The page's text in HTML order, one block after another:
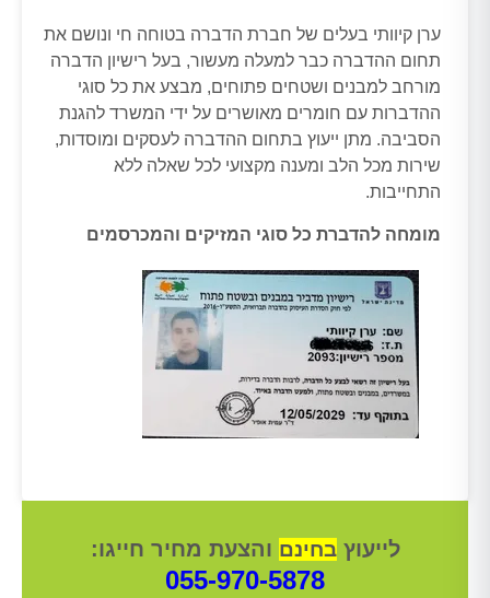
ערן קיוותי בעלים של חברת הדברה בטוחה חי ונושם את
תחום ההדברה כבר למעלה מעשור, בעל רישיון הדברה
מורחב למבנים ושטחים פתוחים, מבצע את כל סוגי
ההדברות עם חומרים מאושרים על ידי המשרד להגנת
הסביבה. מתן ייעוץ בתחום ההדברה לעסקים ומוסדות,
שירות מכל הלב ומענה מקצועי לכל שאלה ללא
התחייבות.
מומחה להדברת כל סוגי המזיקים והמכרסמים
לייעוץבחינם והצעת מחיר חייגו:
055-970-5878